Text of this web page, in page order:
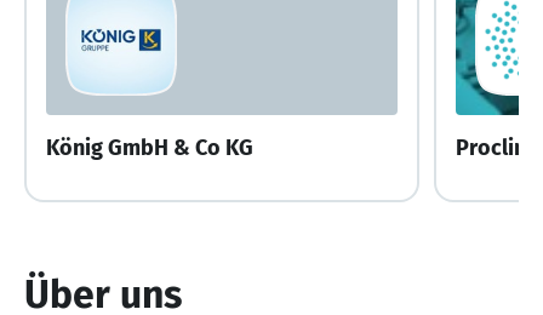
König GmbH & Co KG
Über uns